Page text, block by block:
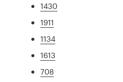
1430
1911
1134
1613
708